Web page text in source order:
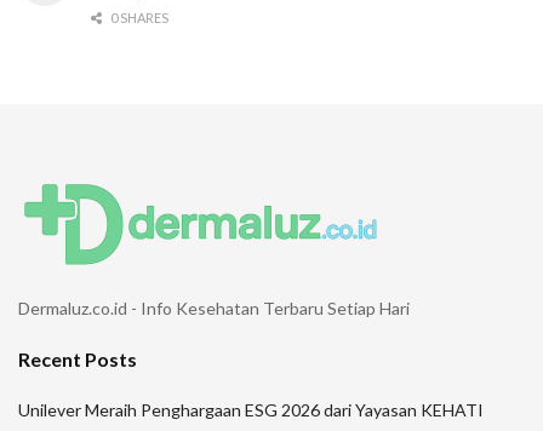
0 SHARES
Dermaluz.co.id - Info Kesehatan Terbaru Setiap Hari
Recent Posts
Unilever Meraih Penghargaan ESG 2026 dari Yayasan KEHATI